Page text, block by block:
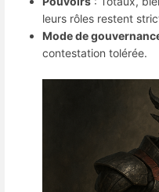
leurs rôles restent
Mode de
contestation tolérée.